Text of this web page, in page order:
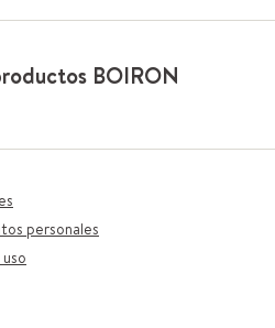
BOIRON
personales